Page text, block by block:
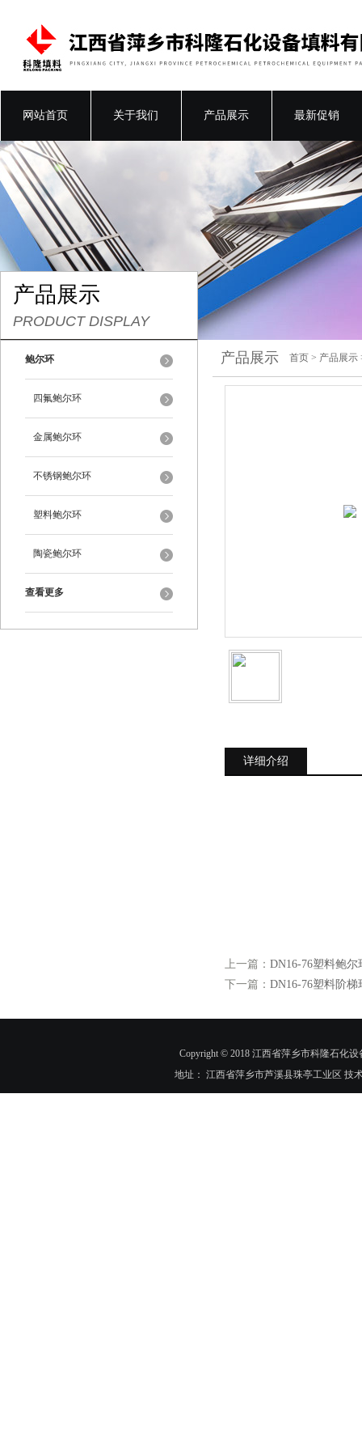
网站首页 关于我们 产品展示 最新促销
产品展示
PRODUCT DISPLAY
鲍尔环
四氟鲍尔环
金属鲍尔环
不锈钢鲍尔环
塑料鲍尔环
陶瓷鲍尔环
查看更多
产品展示 首页 > 产品展示
详细介绍
上一篇： DN16-76塑料鲍
下一篇： DN16-76塑料阶
Copyright © 2018 江西省萍乡市科隆石化
地址： 江西省萍乡市芦溪县珠亭工业区 技